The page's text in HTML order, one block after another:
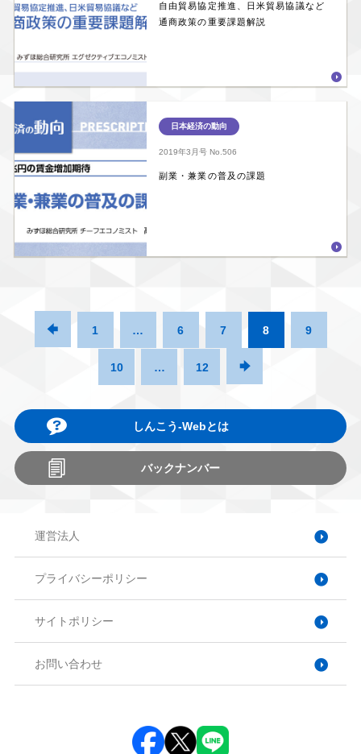
自由貿易協定推進、日米貿易協議など
通商政策の重要課題解説
日本経済の動向
2019年3月号No.506
副業・兼業の普及の課題
 1 … 6 7 8 9
10 … 12 
しんこう-Webとは
バックナンバー
運営法人
プライバシーポリシー
サイトポリシー
お問い合わせ